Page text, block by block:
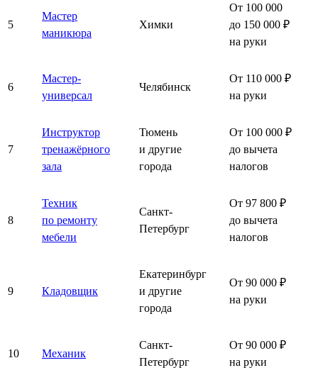
5
Мастер
маникюра
Химки
От 100 000
до 150 000 ₽
на руки
6
Мастер-
универсал
Челябинск
От 110 000 ₽
на руки
7
Инструктор
тренажёрного
зала
Тюмень
и другие
города
От 100 000 ₽
до вычета
налогов
8
Техник
по ремонту
мебели
Санкт-
Петербург
От 97 800 ₽
до вычета
налогов
9 Кладовщик
Екатеринбург
и другие
города
От 90 000 ₽
на руки
10 Механик
Санкт-
Петербург
От 90 000 ₽
на руки